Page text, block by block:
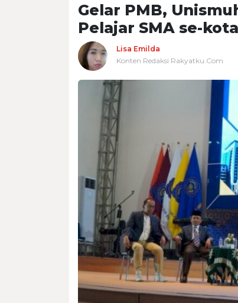
Gelar PMB,
Pelajar SMA se-
Lisa Emilda
Konten Redaksi Rakyatku.Com